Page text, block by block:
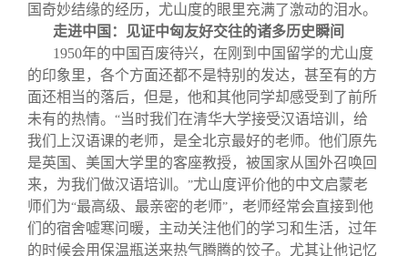
国奇妙结缘的经历，尤山度的眼里充满了激动的泪水。
走进中国：见证中匈友好交往的诸多历史瞬间
1950年的中国百废待兴，在刚到中国留学的尤山度
的印象里，各个方面还都不是特别的发达，甚至有的方
面还相当的落后，但是，他和其他同学却感受到了前所
未有的热情。 “当时我们在清华大学接受汉语培训，给
我们上汉语课的老师，是全北京最好的老师。他们原先
是英国、美国大学里的客座教授，被国家从国外召唤回
来，为我们做汉语培训。 ”尤山度评价他的中文启蒙老
师们为“最高级、最亲密的老师” ，老师经常会直接到他
们的宿舍嘘寒问暖，主动关注他们的学习和生活，过年
的时候会用保温瓶送来热气腾腾的饺子。尤其让他记忆